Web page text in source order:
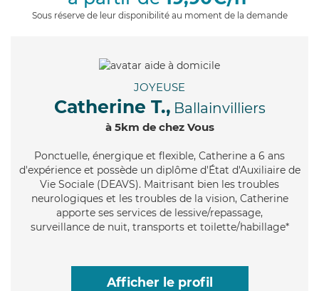
Sous réserve de leur disponibilité au moment de la demande
JOYEUSE
Catherine T., Ballainvilliers
à 5km de chez Vous
Ponctuelle, énergique et flexible, Catherine a 6 ans
d'expérience et possède un diplôme d'État d'Auxiliaire de
Vie Sociale (DEAVS). Maitrisant bien les troubles
neurologiques et les troubles de la vision, Catherine
apporte ses services de lessive/repassage,
surveillance de nuit, transports et toilette/habillage*
Afficher le profil